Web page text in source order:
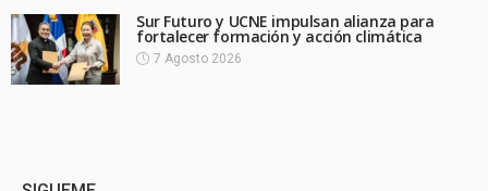
Sur Futuro y UCNE impulsan alianza para
fortalecer formación y acción climática
7 Agosto 2026